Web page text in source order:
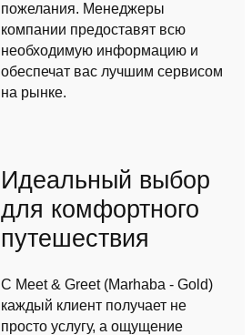
пожелания. Менеджеры
компании предоставят всю
необходимую информацию и
обеспечат вас лучшим сервисом
на рынке.
Идеальный выбор
для комфортного
путешествия
С Meet & Greet (Marhaba - Gold)
каждый клиент получает не
просто услугу, а ощущение